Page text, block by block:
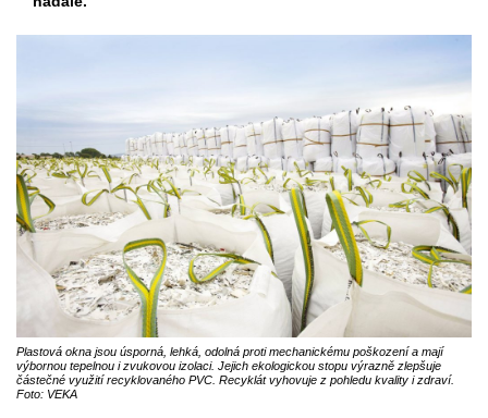
Plastová okna jsou úsporná, lehká, odolná proti mechanickému poškození a mají
výbornou tepelnou i zvukovou izolaci. Jejich ekologickou stopu výrazně zlepšuje
částečné využití recyklovaného PVC. Recyklát vyhovuje z pohledu kvality i zdraví.
Foto: VEKA